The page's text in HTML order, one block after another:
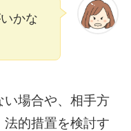
かな
場合や、相手方
的措置を検討す